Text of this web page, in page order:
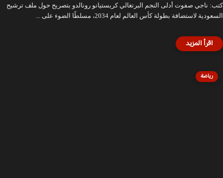
كتب: ناجي صفوت أدلى النجم البرتغالي كريستيانو رونالدو بتصريح حول ملف ترشيح
السعودية لاستضافة بطولة كأس العالم لعام 2034، مسلطًا الضوء على ...
رياضة